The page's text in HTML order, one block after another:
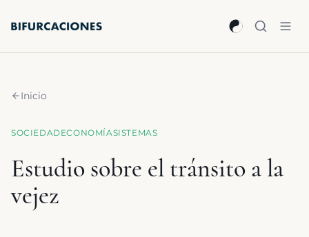
Inicio
SOCIEDADECONOMÍASISTEMAS
Estudio sobre el tránsito a la
vejez